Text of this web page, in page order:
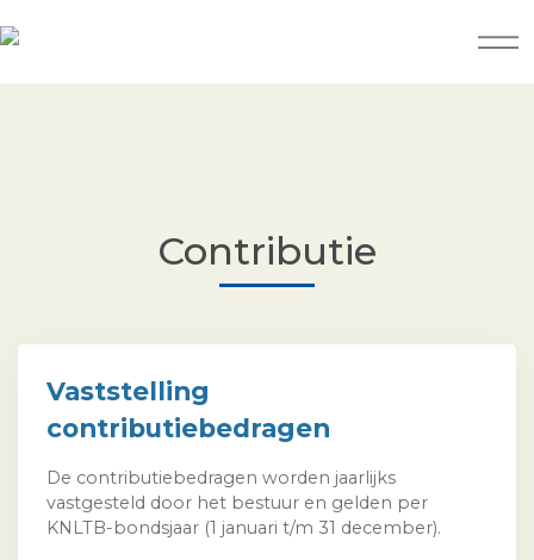
Contributie
Vaststelling
contributiebedragen
De contributiebedragen worden jaarlijks
vastgesteld door het bestuur en gelden per
KNLTB-bondsjaar (1 januari t/m 31 december).